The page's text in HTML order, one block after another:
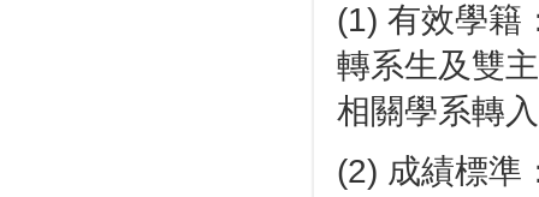
(1) 有效學籍
轉系生及雙
相關學系轉
(2) 成績標準